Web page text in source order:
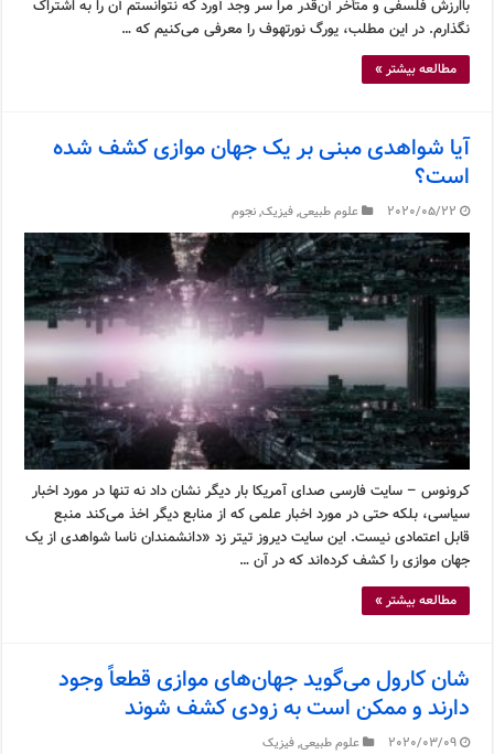
باارزش فلسفی و متأخر آن‌قدر مرا سر وجد آورد که نتوانستم آن را به اشتراک
نگذارم. در این مطلب، یورگ نورتهوف را معرفی می‌کنیم که …
مطالعه بیشتر »
آیا شواهدی مبنی بر یک جهان موازی کشف شده
است؟
2020/05/22 علوم طبیعی,فیزیک,نجوم
کرونوس – سایت فارسی صدای آمریکا بار دیگر نشان داد نه تنها در مورد اخبار
سیاسی، بلکه حتی در مورد اخبار علمی که از منابع دیگر اخذ می‌کند منبع
قابل اعتمادی نیست. این سایت دیروز تیتر زد «دانشمندان ناسا شواهدی از یک
جهان موازی را کشف کرده‌اند که در آن …
مطالعه بیشتر »
شان کارول می‌گوید جهان‌های موازی قطعاً وجود
دارند و ممکن است به زودی کشف شوند
2020/03/09 علوم طبیعی,فیزیک